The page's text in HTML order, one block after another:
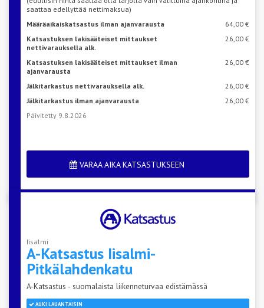
saattaa edellyttää nettimaksua)
Määräaikaiskatsastus ilman ajanvarausta
64,00 €
Katsastuksen lakisääteiset mittaukset
nettivarauksella alk.
26,00 €
Katsastuksen lakisääteiset mittaukset ilman
ajanvarausta
26,00 €
Jälkitarkastus nettivarauksella alk.
26,00 €
Jälkitarkastus ilman ajanvarausta
26,00 €
Päivitetty 9.8.2026
VARAA AIKA KATSASTUKSEEN
Iisalmi
A-Katsastus Iisalmi-
Pitkälahdenkatu
A-Katsastus - suomalaista liikenneturvaa edistämässä
AUKI LAUANTAISIN